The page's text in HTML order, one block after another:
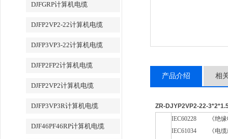
DJFGRP计算机电缆
DJFP2VP2-22计算机电缆
DJFP3VP3-22计算机电缆
DJFP2FP2计算机电缆
DJFP2VP2计算机电缆
DJFP3VP3R计算机电缆
DJF46PF46RP计算机电缆
产品介绍 相
ZR-DJYP2VP2-22-
IEC60228 《绝缘电
IEC61034 《电缆或